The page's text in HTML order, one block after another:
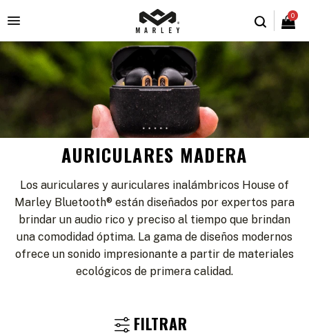
0

AURICULARES MADERA
Los auriculares y auriculares inalámbricos House of
Marley Bluetooth® están diseñados por expertos para
brindar un audio rico y preciso al tiempo que brindan
una comodidad óptima. La gama de diseños modernos
ofrece un sonido impresionante a partir de materiales
ecológicos de primera calidad.